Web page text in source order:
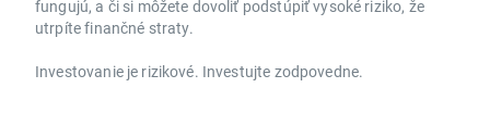
fungujú, a či si môžete dovoliť podstúpiť vysoké riziko, že
utrpíte finančné straty.
Investovanie je rizikové. Investujte zodpovedne.